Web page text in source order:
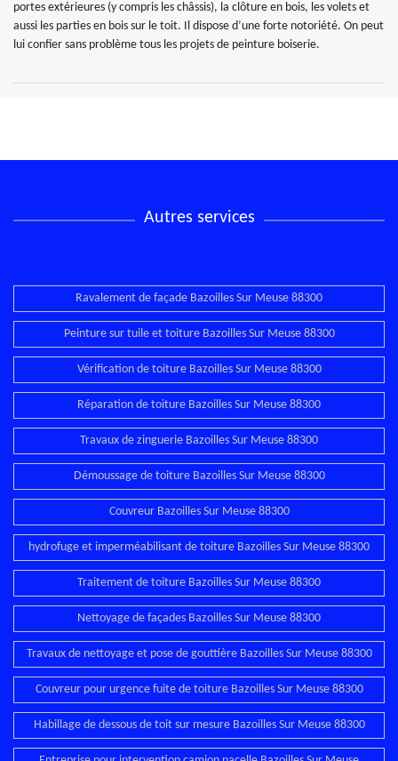
portes extérieures (y compris les châssis), la clôture en bois, les volets et
aussi les parties en bois sur le toit. Il dispose d’une forte notoriété. On peut
lui confier sans problème tous les projets de peinture boiserie.
Autres services
Ravalement de façade Bazoilles Sur Meuse 88300
Peinture sur tuile et toiture Bazoilles Sur Meuse 88300
Vérification de toiture Bazoilles Sur Meuse 88300
Réparation de toiture Bazoilles Sur Meuse 88300
Travaux de zinguerie Bazoilles Sur Meuse 88300
Démoussage de toiture Bazoilles Sur Meuse 88300
Couvreur Bazoilles Sur Meuse 88300
hydrofuge et imperméabilisant de toiture Bazoilles Sur Meuse 88300
Traitement de toiture Bazoilles Sur Meuse 88300
Nettoyage de façades Bazoilles Sur Meuse 88300
Travaux de nettoyage et pose de gouttière Bazoilles Sur Meuse 88300
Couvreur pour urgence fuite de toiture Bazoilles Sur Meuse 88300
Habillage de dessous de toit sur mesure Bazoilles Sur Meuse 88300